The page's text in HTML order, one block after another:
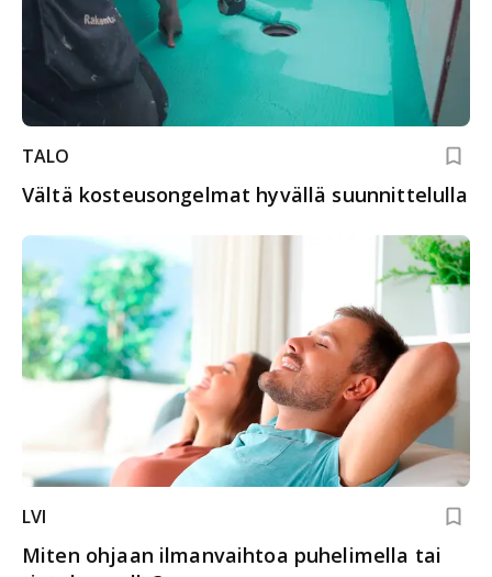
TALO
Vältä kosteusongelmat hyvällä suunnittelulla
LVI
Miten ohjaan ilmanvaihtoa puhelimella tai